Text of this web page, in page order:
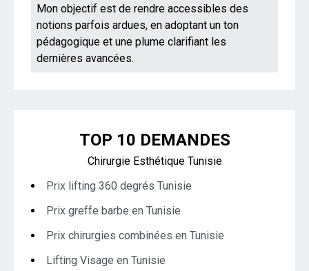
Mon objectif est de rendre accessibles des
notions parfois ardues, en adoptant un ton
pédagogique et une plume clarifiant les
dernières avancées.
TOP 10 DEMANDES
Chirurgie Esthétique Tunisie
Prix lifting 360 degrés Tunisie
Prix greffe barbe en Tunisie
Prix chirurgies combinées en Tunisie
Lifting Visage en Tunisie